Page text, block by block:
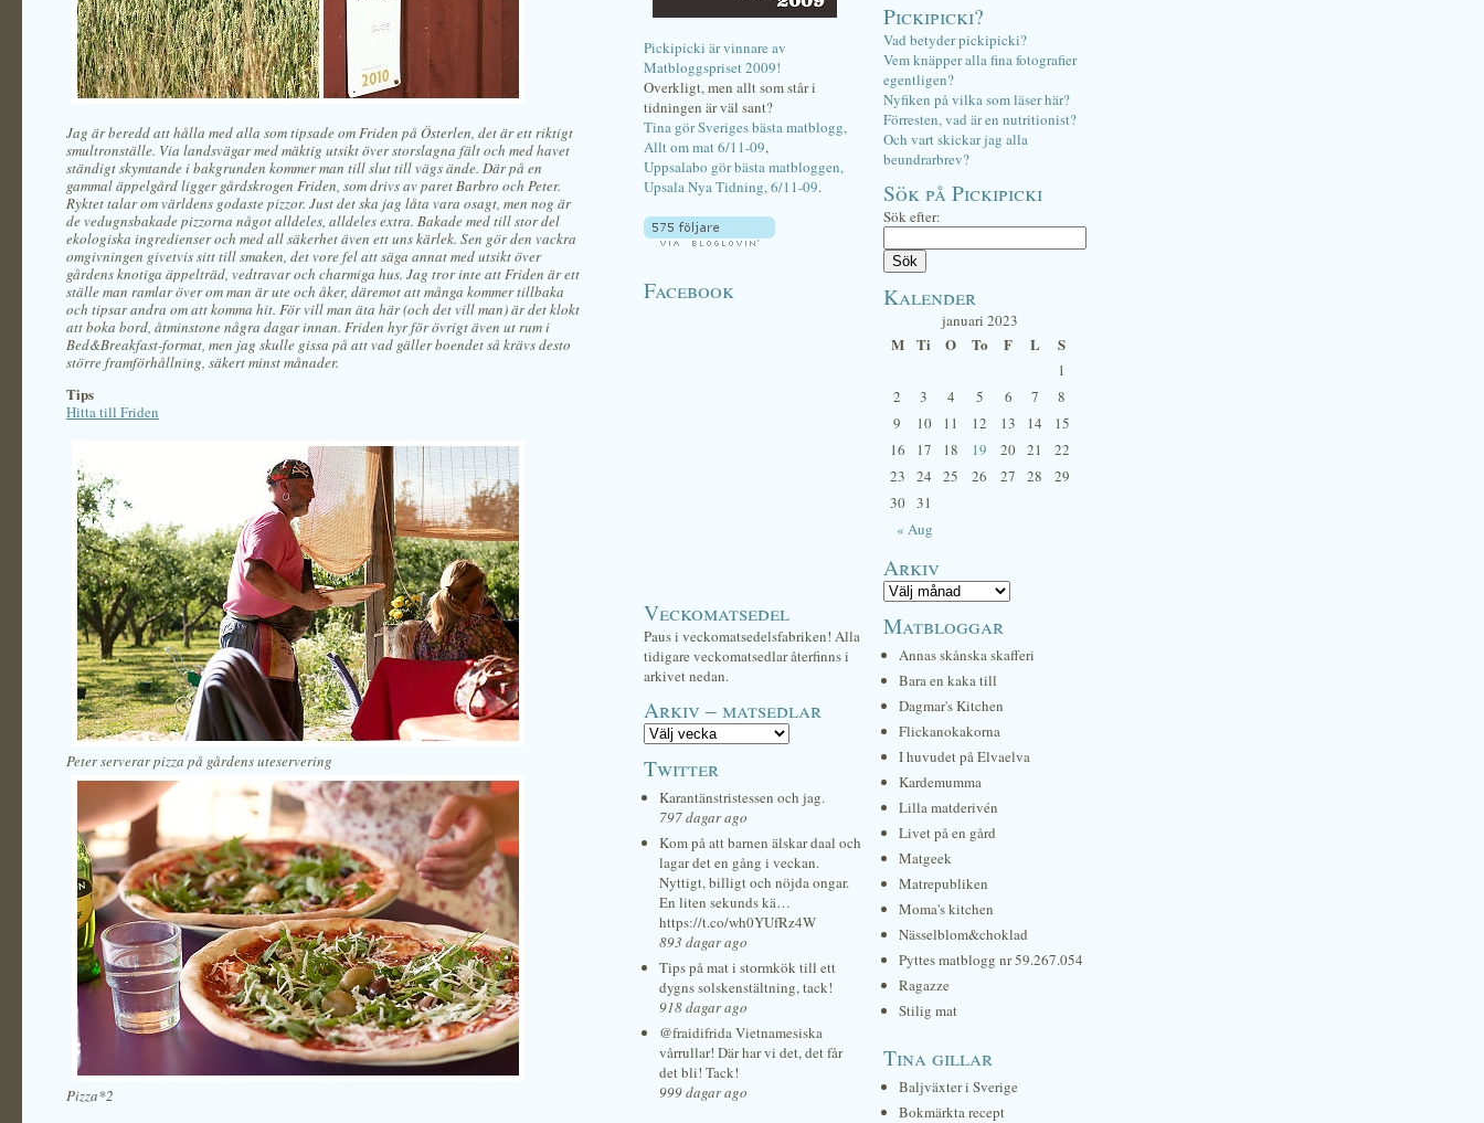
Jag är beredd att hålla med alla som tipsade om Friden på Österlen, det är ett riktigt
smultronställe. Via landsvägar med mäktig utsikt över storslagna fält och med havet
ständigt skymtande i bakgrunden kommer man till slut till vägs ände. Där på en
gammal äppelgård ligger gårdskrogen Friden, som drivs av paret Barbro och Peter.
Ryktet talar om världens godaste pizzor. Just det ska jag låta vara osagt, men nog är
de vedugnsbakade pizzorna något alldeles, alldeles extra. Bakade med till stor del
ekologiska ingredienser och med all säkerhet även ett uns kärlek. Sen gör den vackra
omgivningen givetvis sitt till smaken, det vore fel att säga annat med utsikt över
gårdens knotiga äppelträd, vedtravar och charmiga hus. Jag tror inte att Friden är ett
ställe man ramlar över om man är ute och åker, däremot att många kommer tillbaka
och tipsar andra om att komma hit. För vill man äta här (och det vill man) är det klokt
att boka bord, åtminstone några dagar innan. Friden hyr för övrigt även ut rum i
Bed&Breakfast-format, men jag skulle gissa på att vad gäller boendet så krävs desto
större framförhållning, säkert minst månader.
Tips
Hitta till Friden
Peter serverar pizza på gårdens uteservering
Pizza*2
Pickipicki är vinnare av
Matbloggspriset 2009!
Overkligt, men allt som står i
tidningen är väl sant?
Tina gör Sveriges bästa matblogg,
Allt om mat 6/11-09,
Uppsalabo gör bästa matbloggen,
Upsala Nya Tidning, 6/11-09.
Facebook
Veckomatsedel
Paus i veckomatsedelsfabriken! Alla
tidigare veckomatsedlar återfinns i
arkivet nedan.
Arkiv – matsedlar
Twitter
Karantänstristessen och jag.
797 dagar ago
Kom på att barnen älskar daal och
lagar det en gång i veckan.
Nyttigt, billigt och nöjda ongar.
En liten sekunds kä…
https://t.co/wh0YUfRz4W
893 dagar ago
Tips på mat i stormkök till ett
dygns solskenstältning, tack!
918 dagar ago
@fraidifrida Vietnamesiska
vårrullar! Där har vi det, det får
det bli! Tack!
999 dagar ago
Pickipicki?
Vad betyder pickipicki?
Vem knäpper alla fina fotografier
egentligen?
Nyfiken på vilka som läser här?
Förresten, vad är en nutritionist?
Och vart skickar jag alla
beundrarbrev?
Sök på Pickipicki
Sök efter:
Kalender
januari 2023
M Ti O To F L S
« Aug
1
2
3 4 5 6 7
8
9
10 11 12 13 14
15
16
17 18 19 20 21
22
23
24 25 26 27 28
29
30 31
Arkiv
Matbloggar
Annas skånska skafferi
Bara en kaka till
Dagmar's Kitchen
Flickanokakorna
I huvudet på Elvaelva
Kardemumma
Lilla matderivén
Livet på en gård
Matgeek
Matrepubliken
Moma's kitchen
Nässelblom&choklad
Pyttes matblogg nr 59.267.054
Ragazze
Stilig mat
Tina gillar
Baljväxter i Sverige
Bokmärkta recept